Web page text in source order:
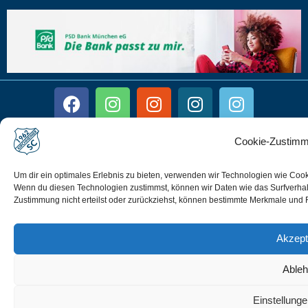
Cookie-
Um dir ein optimales Erlebnis zu bieten, verwenden wir Technologien wie
Wenn du diesen Technologien zustimmst, können wir Daten wie das
Zustimmung nicht erteilst oder zurückziehst, können bestimmte Merkmale
Impressum
Datenschutz